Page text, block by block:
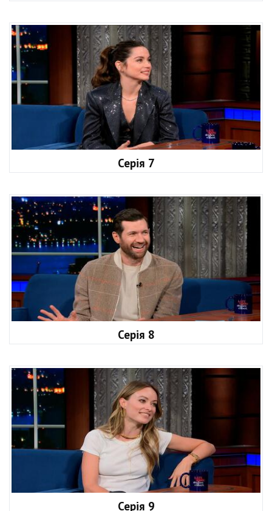
Серія 7
Серія 8
Серія 9